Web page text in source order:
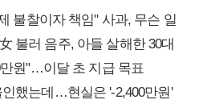
불찰이자 책임" 사과, 무슨 일
불러 음주, 아들 살해한 30대
원"…이달 초 지급 목표
했는데…현실은 '-2,400만원'